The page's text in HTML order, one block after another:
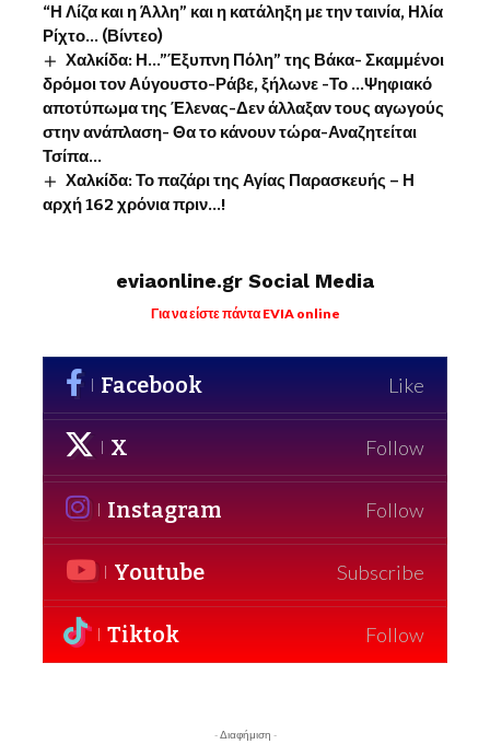
“Η Λίζα και η Άλλη” και η κατάληξη με την ταινία, Ηλία
Ρίχτο… (Βίντεο)
Χαλκίδα: Η…”Έξυπνη Πόλη” της Βάκα- Σκαμμένοι
δρόμοι τον Αύγουστο-Ράβε, ξήλωνε -Το …Ψηφιακό
αποτύπωμα της Έλενας-Δεν άλλαξαν τους αγωγούς
στην ανάπλαση- Θα το κάνουν τώρα-Αναζητείται
Τσίπα…
Χαλκίδα: Το παζάρι της Αγίας Παρασκευής – Η
αρχή 162 χρόνια πριν…!
eviaonline.gr Social Media
Για να είστε πάντα EVIA online
Facebook Like
X Follow
Instagram Follow
Youtube Subscribe
Tiktok Follow
- Διαφήμιση -